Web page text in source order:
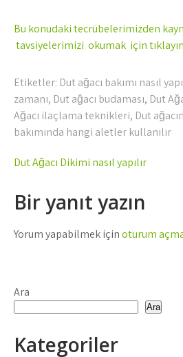
Bu konudaki tecrübelerimizden
tavsiyelerimizi okumak için
Etiketler: Dut ağacı bakımı nasıl
zamanı, Dut ağacı budaması, Dut
Ağacı ilaçlama teknikleri, Dut
bakımında hangi aletler kullanılır
Yazı
Dut Ağacı Dikimi nasıl yapılır
Bir yanıt yazın
Yorum yapabilmek içinoturum
Ara
Ara
Kategoriler